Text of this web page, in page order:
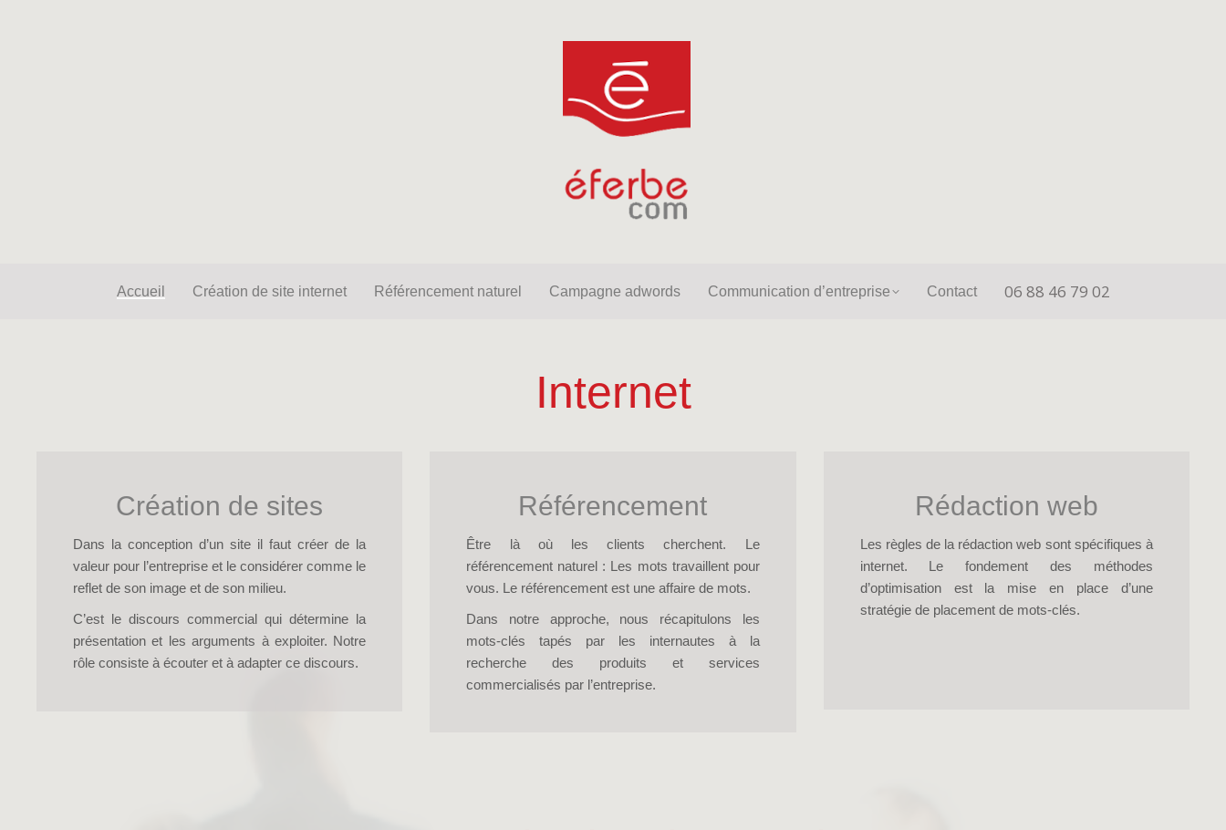
Accueil Création de site internet Référencement naturel Campagne adwords Communication d’entreprise Contact 06 88 46 79 02
Internet
Création de sites
Dans la conception d’un site il faut créer de la
valeur pour l’entreprise et le considérer comme le
reflet de son image et de son milieu.
C’est le discours commercial qui détermine la
présentation et les arguments à exploiter. Notre
rôle consiste à écouter et à adapter ce discours.
Référencement
Être là où les clients cherchent. Le
référencement naturel : Les mots travaillent pour
vous. Le référencement est une affaire de mots.
Dans notre approche, nous récapitulons les
mots-clés tapés par les internautes à la
recherche des produits et services
commercialisés par l’entreprise.
Rédaction web
Les règles de la rédaction web sont spécifiques à
internet. Le fondement des méthodes
d’optimisation est la mise en place d’une
stratégie de placement de mots-clés.